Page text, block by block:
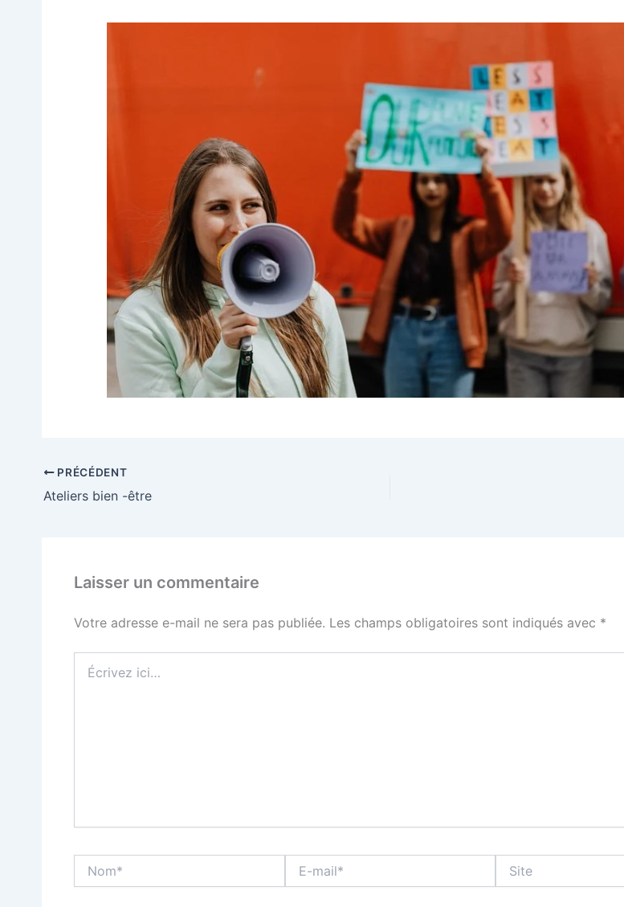
PRÉCÉDENT
Ateliers bien -être
Laisser un commentaire
Votre adresse e-mail ne sera pas publiée. Les champs obligatoires sont indiqués avec *
ici…
mail*